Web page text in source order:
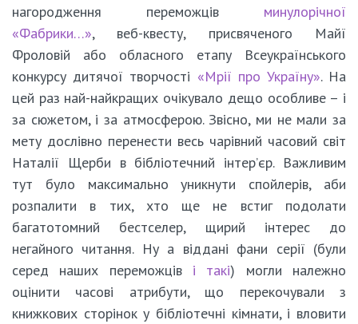
нагородження переможців минулорічної
«Фабрики…», веб-квесту, присвяченого Майї
Фроловій або обласного етапу Всеукраїнського
конкурсу дитячої творчості «Мрії про Україну». На
цей раз най-найкращих очікувало дещо особливе – і
за сюжетом, і за атмосферою. Звісно, ми не мали за
мету дослівно перенести весь чарівний часовий світ
Наталії Щерби в бібліотечний інтер’єр. Важливим
тут було максимально уникнути спойлерів, аби
розпалити в тих, хто ще не встиг подолати
багатотомний бестселер, щирий інтерес до
негайного читання. Ну а віддані фани серії (були
серед наших переможців і такі) могли належно
оцінити часові атрибути, що перекочували з
книжкових сторінок у бібліотечні кімнати, і вловити